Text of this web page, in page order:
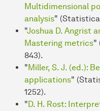
Multidimensional
analysis"
"Joshua D. Angrist
Mastering metrics"
843).
"Miller, S. J. (ed.):
applications"
1252).
"D. H. Rost: